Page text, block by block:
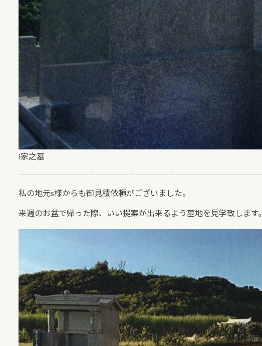
i家之墓
私の地元s様からも御見積依頼がございました。
来週のお盆で帰った際、いい提案が出来るよう墓地を見学致します。